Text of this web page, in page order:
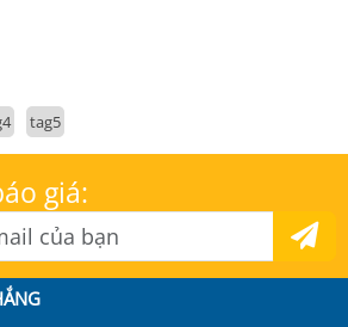
tag5
giá: